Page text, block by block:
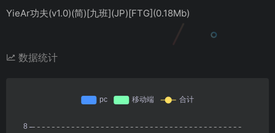
YieAr功夫(v1.0)(简)[九班](JP)[FTG](0.18Mb)
数据统计